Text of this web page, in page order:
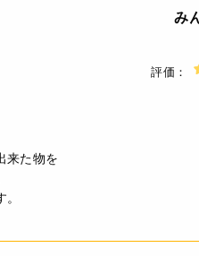
* 煮立てないでください
* 粉が固まっていること
・当サイトに掲載されて
[1] ボールに80℃以上の
み
評価：
来た物を